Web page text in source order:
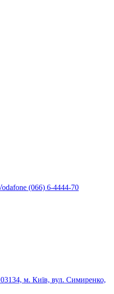
(066) 6-4444-70
03134, м. Київ, вул. Симиренко,